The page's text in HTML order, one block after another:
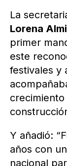
La
Lorena
primer
este
festivales y
Y añadió:
años con
nacional